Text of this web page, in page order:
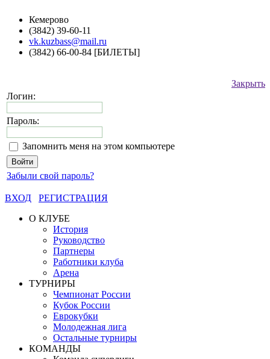
Кемерово
(3842) 39-60-11
vk.kuzbass@mail.ru
(3842) 66-00-84 [БИЛЕТЫ]
Закрыть
Логин:
Пароль:
Запомнить меня на этом компьютере
Забыли свой пароль?
ВХОД
РЕГИСТРАЦИЯ
О КЛУБЕ
История
Руководство
Партнеры
Работники клуба
Арена
ТУРНИРЫ
Чемпионат России
Кубок России
Еврокубки
Молодежная лига
Остальные турниры
КОМАНДЫ